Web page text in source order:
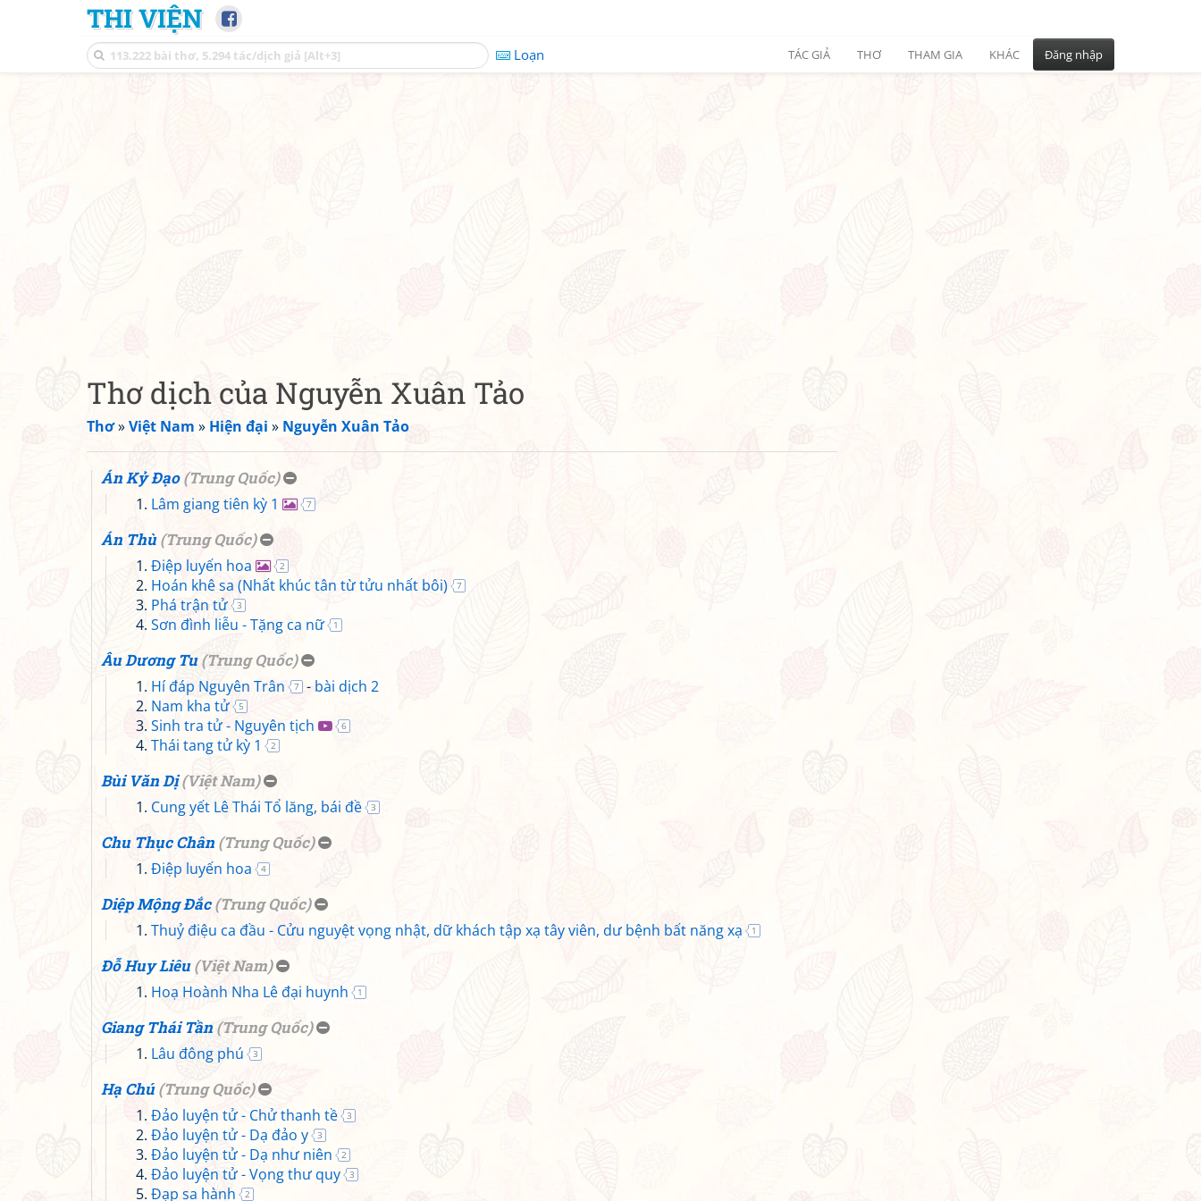
THI VIỆN
Loạn TÁC GIẢ THƠ THAM GIA KHÁC Đăng nhập
Thơ dịch của Nguyễn Xuân Tảo
Thơ»Việt Nam » Hiện đại » Nguyễn Xuân Tảo
Án Kỷ Đạo (Trung Quốc)
Lâm giang tiên kỳ 1 7
Án Thù (Trung Quốc)
Điệp luyến hoa 2
Hoán khê sa (Nhất khúc tân từ tửu nhất bôi) 7
Phá trận tử 3
Sơn đình liễu - Tặng ca nữ 1
Âu Dương Tu (Trung Quốc)
Hí đáp Nguyên Trân 7 - bài dịch 2
Nam kha tử
5
Sinh tra tử - Nguyên tịch 6
Thái tang tử kỳ 1 2
Bùi Văn Dị (Việt Nam)
Cung yết Lê Thái Tổ lăng, bái đề 3
Chu Thục Chân (Trung Quốc)
Điệp luyến hoa 4
Diệp Mộng Đắc (Trung Quốc)
Thuỷ điệu ca đầu - Cửu nguyệt vọng nhật, dữ khách tập xạ tây viên, dư bệnh bất năng xạ 1
Đỗ Huy Liêu (Việt Nam)
Hoạ Hoành Nha Lê đại huynh 1
Giang Thái Tần (Trung Quốc)
Lâu đông phú 3
Hạ Chú (Trung Quốc)
Đảo luyện tử - Chử thanh tề 3
Đảo luyện tử - Dạ đảo y 3
Đảo luyện tử - Dạ như niên 2
Đảo luyện tử - Vọng thư quy 3
Đạp sa hành 2